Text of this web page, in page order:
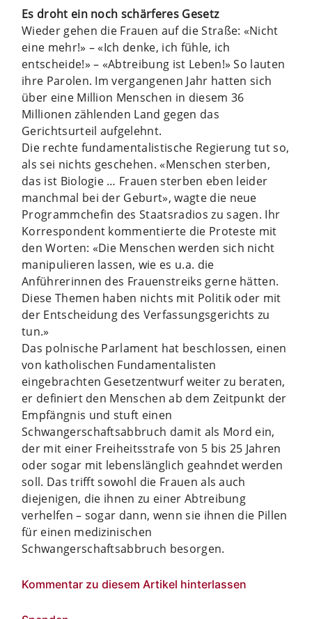
Es droht ein noch schärferes Gesetz
Wieder gehen die Frauen auf die Straße: «Nicht
eine mehr!» – «Ich denke, ich fühle, ich
entscheide!» – «Abtreibung ist Leben!» So lauten
ihre Parolen. Im vergangenen Jahr hatten sich
über eine Million Menschen in diesem 36
Millionen zählenden Land gegen das
Gerichtsurteil aufgelehnt.
Die rechte fundamentalistische Regierung tut so,
als sei nichts geschehen. «Menschen sterben,
das ist Biologie … Frauen sterben eben leider
manchmal bei der Geburt», wagte die neue
Programmchefin des Staatsradios zu sagen. Ihr
Korrespondent kommentierte die Proteste mit
den Worten: «Die Menschen werden sich nicht
manipulieren lassen, wie es u.a. die
Anführerinnen des Frauenstreiks gerne hätten.
Diese Themen haben nichts mit Politik oder mit
der Entscheidung des Verfassungsgerichts zu
tun.»
Das polnische Parlament hat beschlossen, einen
von katholischen Fundamentalisten
eingebrachten Gesetzentwurf weiter zu beraten,
er definiert den Menschen ab dem Zeitpunkt der
Empfängnis und stuft einen
Schwangerschaftsabbruch damit als Mord ein,
der mit einer Freiheitsstrafe von 5 bis 25 Jahren
oder sogar mit lebenslänglich geahndet werden
soll. Das trifft sowohl die Frauen als auch
diejenigen, die ihnen zu einer Abtreibung
verhelfen – sogar dann, wenn sie ihnen die Pillen
für einen medizinischen
Schwangerschaftsabbruch besorgen.
Kommentar zu diesem Artikel hinterlassen